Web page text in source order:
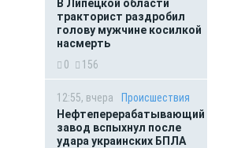
В Липецкой области
тракторист раздробил
голову мужчине косилкой
насмерть
0
156
12:55, вчера
Происшествия
Нефтеперерабатывающий
завод вспыхнул после
удара украинских БПЛА